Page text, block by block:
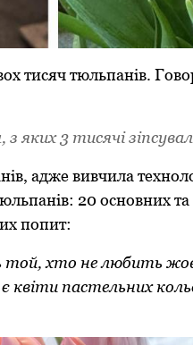
тисяч тюльпанів.
яких 3 тисячі
адже вивчила
20 основних
попит:
хто не любить
пастельних